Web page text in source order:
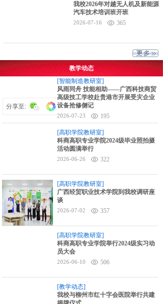
我校2026年对越无人机及新能源
汽车技术培训班开班
2026-07-16 365
教学动态
[智能制造教研室]
风雨同舟 技能相助——广西科技商贸
高级技工学校赴贵港市开展受灾企业
设备抢修侧记
2026-07-23 195
[高职学院教研室]
科商高职专业学院2024级毕业照拍摄
活动圆满举行
2026-06-26 322
[高职学院教研室]
广西经贸职业技术学院到我校调研座
谈
2026-07-02 357
[高职学院教研室]
科商高职专业学院举行2024级实习动
员大会
2026-06-10 506
[教学动态]
我校与柳州市红十字会医院举行共建
6对1升学指导
分享至: